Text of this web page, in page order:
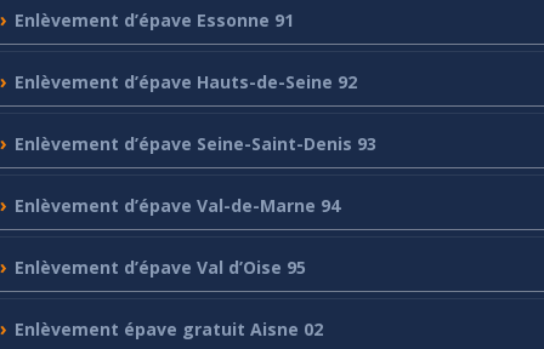
Enlèvement d’épave Essonne 91
Enlèvement d’épave Hauts-de-Seine 92
Enlèvement d’épave Seine-Saint-Denis 93
Enlèvement d’épave Val-de-Marne 94
Enlèvement d’épave Val d’Oise 95
Enlèvement épave gratuit Aisne 02